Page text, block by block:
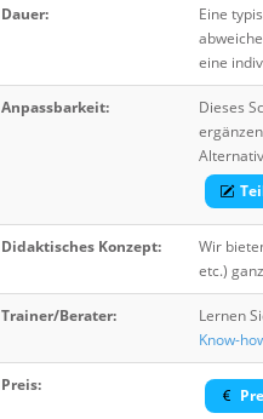
Dauer: Eine
eine
Anpassbarkeit: Dieses
Didaktisches Konzept: Wir
etc.)
Trainer/Berater: Lernen
Know-
Preis: